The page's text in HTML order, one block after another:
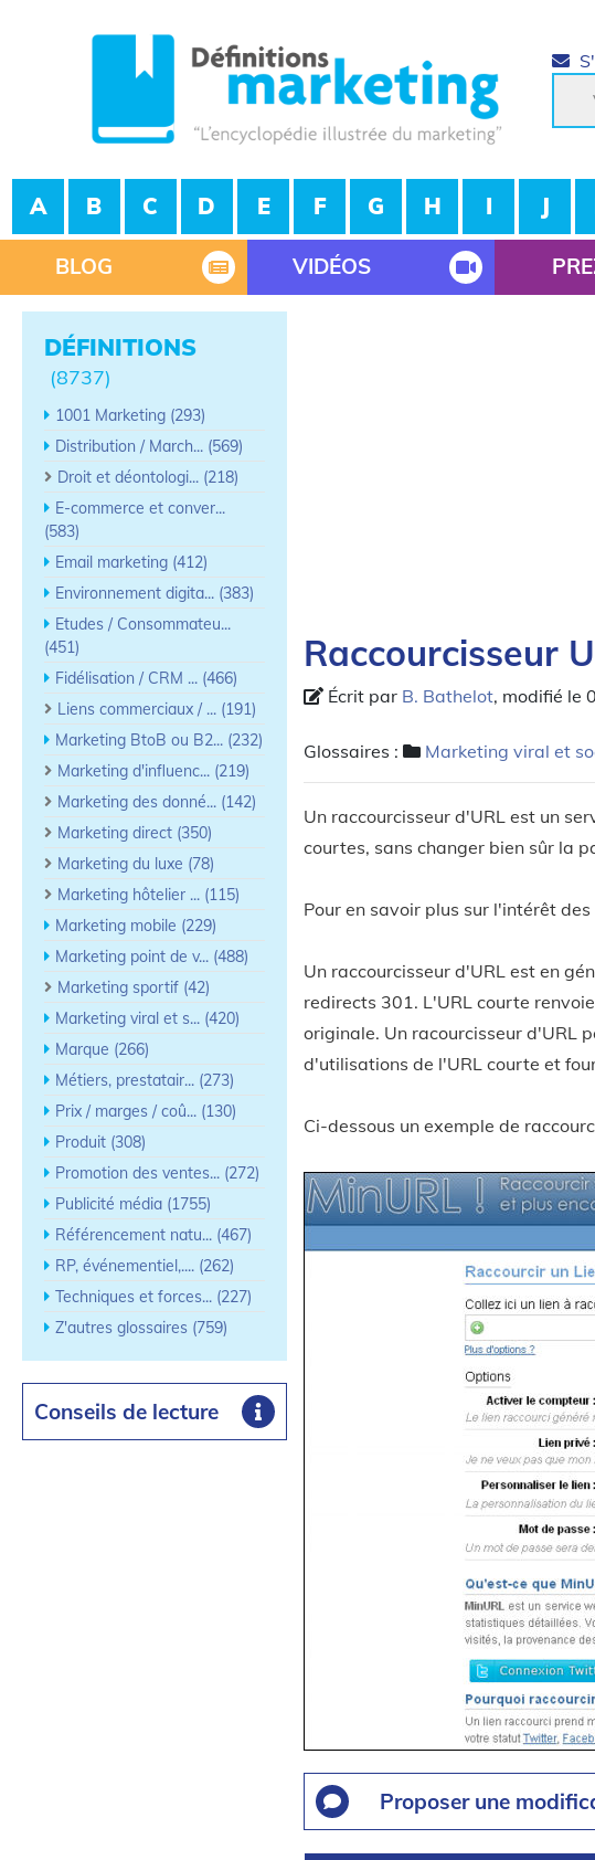
A B C D E F G H I J
BLOG VIDÉOS
DÉFINITIONS
(8737)
1001 Marketing (293)
Distribution / March... (569)
Droit et déontologi... (218)
E-commerce et conver...
(583)
Email marketing (412)
Environnement digita... (383)
Etudes / Consommateu...
(451)
Fidélisation / CRM ... (466)
Liens commerciaux / ... (191)
Marketing BtoB ou B2... (232)
Marketing d'influenc... (219)
Marketing des donné... (142)
Marketing direct (350)
Marketing du luxe (78)
Marketing hôtelier ... (115)
Marketing mobile (229)
Marketing point de v... (488)
Marketing sportif (42)
Marketing viral et s... (420)
Marque (266)
Métiers, prestatair... (273)
Prix / marges / coû... (130)
Produit (308)
Promotion des ventes... (272)
Publicité média (1755)
Référencement natu... (467)
RP, événementiel,.... (262)
Techniques et forces... (227)
Z'autres glossaires (759)
Conseils de lecture
Raccourcisseur
Écrit par B. Bathelot, modifié le
Glossaires : Marketing viral et
Un raccourcisseur d'URL est un
courtes, sans changer bien sûr la
Pour en savoir plus sur l'intérêt
Un raccourcisseur d'URL est en
redirects 301. L'URL courte
originale. Un racourcisseur d'URL
d'utilisations de l'URL courte et
Ci-dessous un exemple de
Proposer une